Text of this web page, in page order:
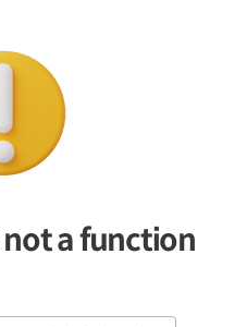
a function